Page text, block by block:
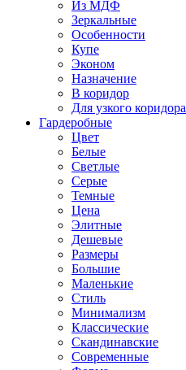
Из МДФ
Зеркальные
Особенности
Купе
Эконом
Назначение
В коридор
Для узкого коридора
Гардеробные
Цвет
Белые
Светлые
Серые
Темные
Цена
Элитные
Дешевые
Размеры
Большие
Маленькие
Стиль
Минимализм
Классические
Скандинавские
Современные